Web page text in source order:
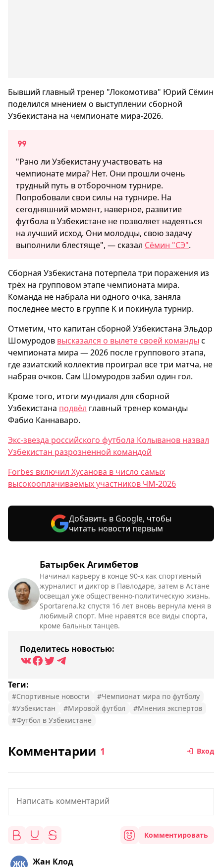
Батырбек Агимбетов
Начинал карьеру в конце 90-х как спортивный
журналист и диктор в Павлодаре, затем в Астане
освещал уже общественно-политическую жизнь.
Sportarena.kz спустя 16 лет вновь вернула меня в
любимый спорт. Мне нравятся все виды спорта,
кроме бальных танцев.
Поделитесь новостью:
Теги:
#Спортивные новости
#Чемпионат мира по футболу
#Узбекистан
#Мировой футбол
#Мнения экспертов
#Футбол в Узбекистане
Бывший главный тренер "Локомотива" Юрий Сёмин
поделился мнением о выступлении сборной
Узбекистана на чемпионате мира-2026.
"Рано ли Узбекистану участвовать на
чемпионате мира? Нет. Они прошли очень
трудный путь в отборочном турнире.
Попробовали свои силы на турнире. На
сегодняшний момент, наверное, развитие
футбола в Узбекистане не позволяет надеяться
на лучший исход. Они молодцы, свою задачу
выполнили блестяще", — сказал Сёмин "СЭ".
Сборная Узбекистана потерпела три поражения из
трёх на групповом этапе чемпионата мира.
Команда не набрала ни одного очка, заняла
последнее место в группе K и покинула турнир.
Отметим, что капитан сборной Узбекистана Эльдор
Шомуродов высказался о вылете своей команды с
чемпионата мира — 2026 после группового этапа,
где азиатский коллектив проиграл все три матча, не
набрав очков. Сам Шомуродов забил один гол.
Кроме того, итоги мундиаля для сборной
Узбекистана подвёл главный тренер команды
Фабио Каннаваро.
Экс-звезда российского футбола Колыванов назвал
Узбекистан разрозненной командой
Forbes включил Хусанова в число самых
высокооплачиваемых участников ЧМ-2026
Добавить в Google, чтобы
читать новости первым
Комментарии 1 Вход
Комментировать
Жан Клод